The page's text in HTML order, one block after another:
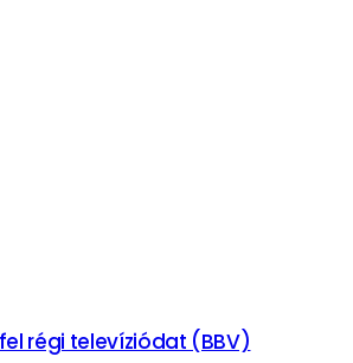
régi televíziódat (BBV)